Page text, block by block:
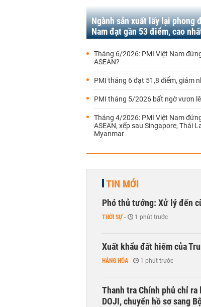
Ngành sản xuất lấy lại phong
Nam đạt gần 53 điểm, cao
Tháng 6/2026: PMI Việt Nam
ASEAN?
PMI tháng 6 đạt 51,8 điểm, giảm
PMI tháng 5/2026 bất ngờ vươn
Tháng 4/2026: PMI Việt Nam
ASEAN, xếp sau Singapore, Thái
Myanmar
TIN MỚI
Phó thủ tướng: Xử lý đến
THỜI SỰ - 1 phút trước
Xuất khẩu đất hiếm của
HÀNG HÓA - 1 phút trước
Thanh tra Chính phủ chỉ ra
DOJI, chuyển hồ sơ sang